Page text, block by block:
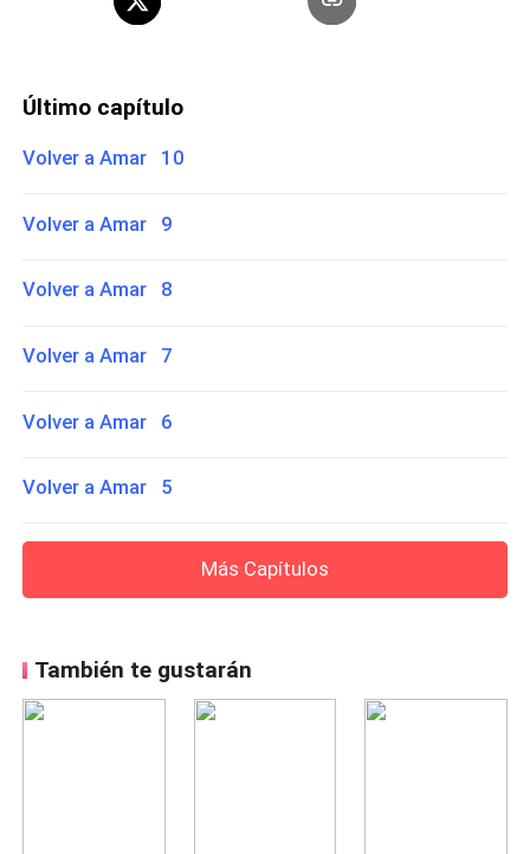
Último capítulo
Volver a Amar 10
Volver a Amar 9
Volver a Amar 8
Volver a Amar 7
Volver a Amar 6
Volver a Amar 5
Más Capítulos
También te gustarán